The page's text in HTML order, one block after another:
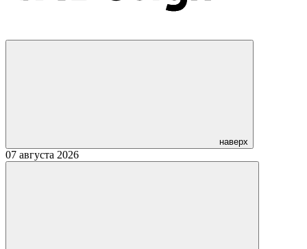
наверх
07 августа 2026